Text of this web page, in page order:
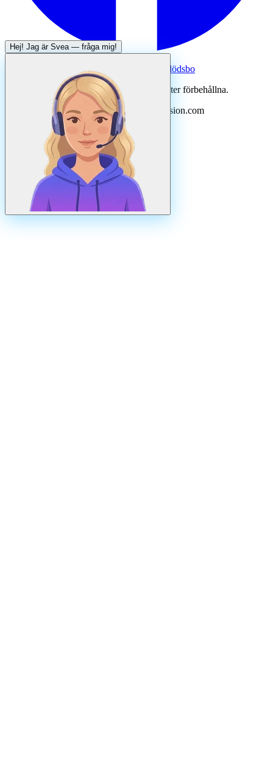
Dödsboofferter — hjälp med dödsbo
Svenska Hantverkare. Alla rättigheter förbehållna.
Uppdateradaugusti 2026· Drivs av N3ovision.com
Hej! Jag är Svea— fråga mig!